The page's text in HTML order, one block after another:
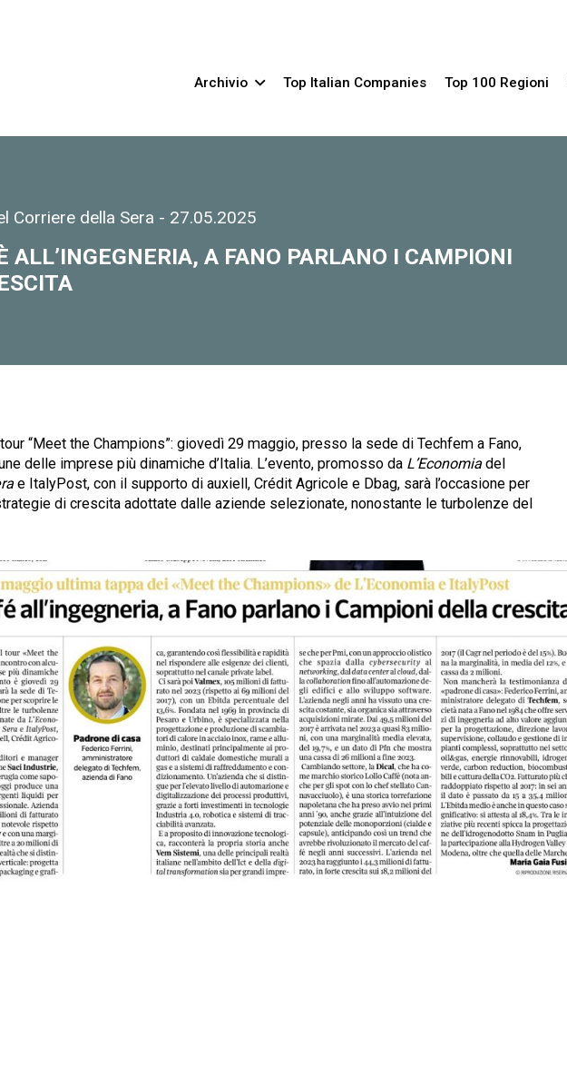
Archivio Top Italian Companies Top 100 Regioni
Corriere della Sera - 27.05.2025
ALL’INGEGNERIA, A FANO PARLANO I CAMPIONI
“Meet the Champions”: giovedì 29 maggio, presso la sede di Techfem a Fano,
delle imprese più dinamiche d’Italia. L’evento, promosso da L’Economiadel
e ItalyPost, con il supporto di auxiell, Crédit Agricole e Dbag, sarà l’occasione per
di crescita adottate dalle aziende selezionate, nonostante le turbolenze del